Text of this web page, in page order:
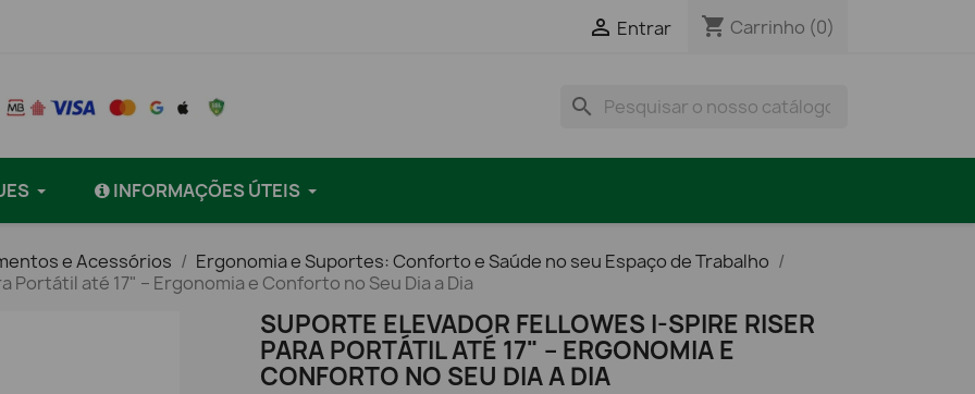
 Entrar shopping_cart Carrinho (0)
search
INFORMAÇÕES ÚTEIS
e Acessórios
Ergonomia e Suportes: Conforto e Saúde no seu Espaço de Trabalho
até 17" – Ergonomia e Conforto no Seu Dia a Dia
SUPORTE ELEVADOR FELLOWES I-SPIRE RISER
PARA PORTÁTIL ATÉ 17" – ERGONOMIA E
CONFORTO NO SEU DIA A DIA